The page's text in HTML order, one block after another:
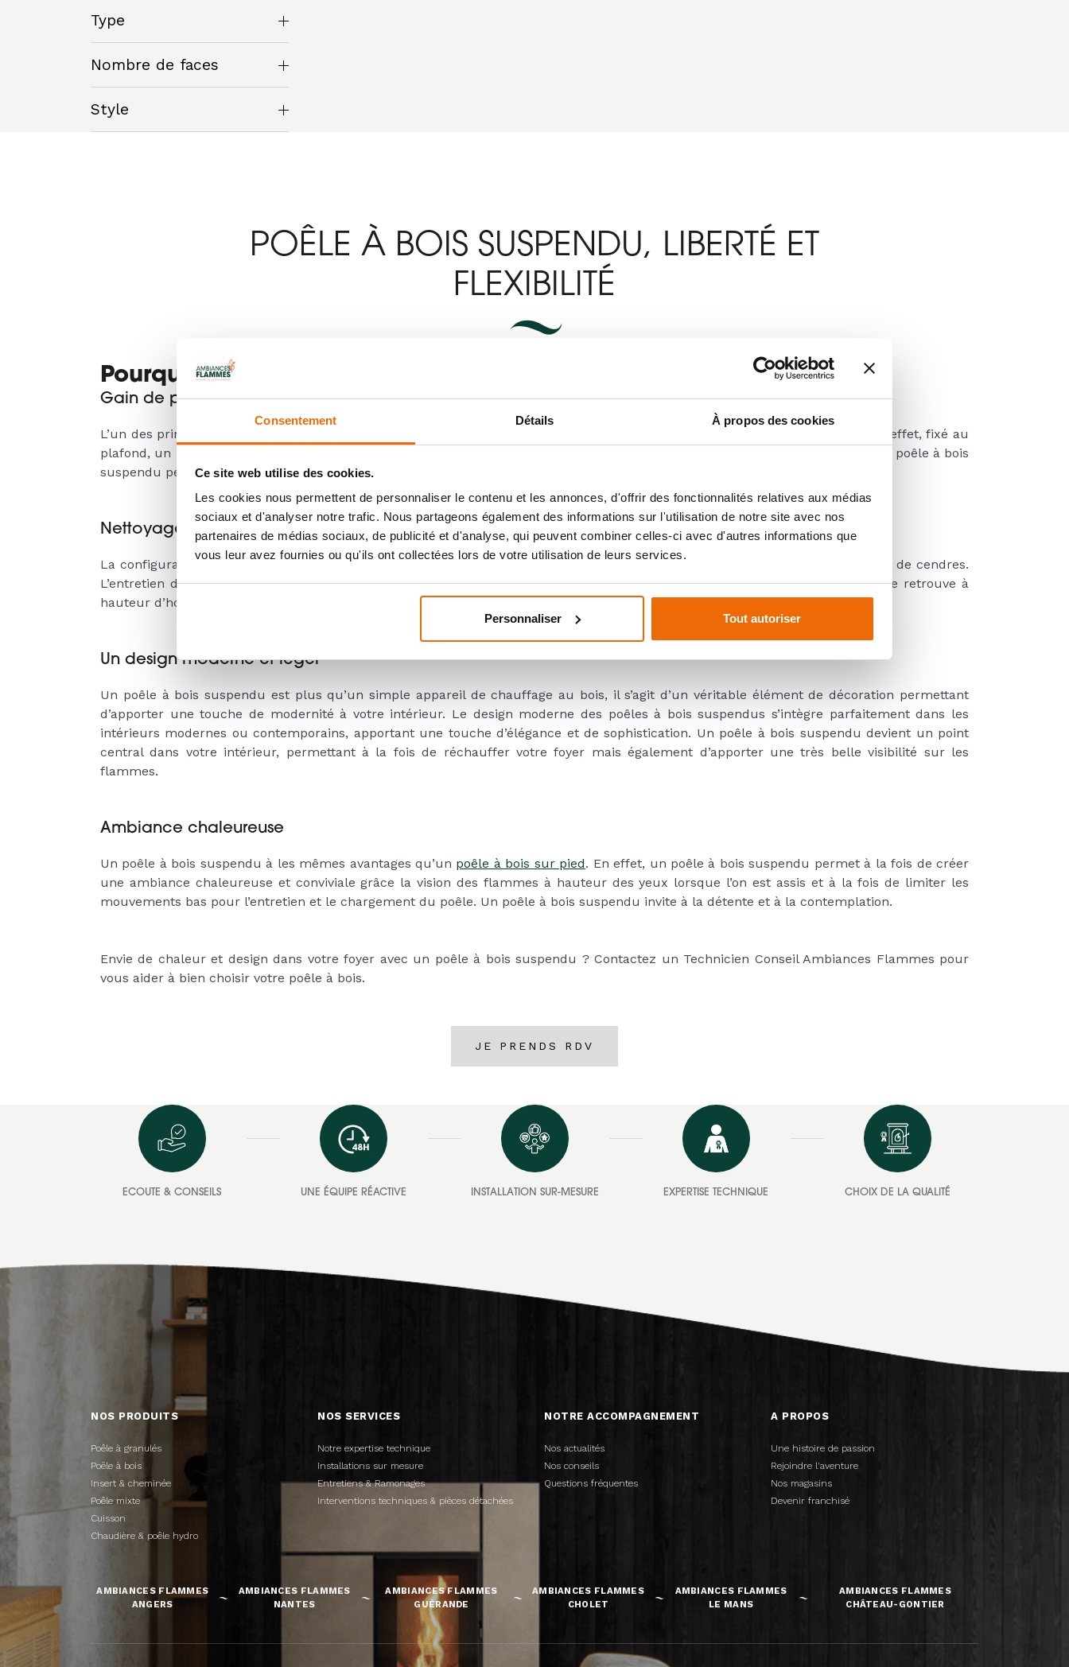
Consentement Détails À propos des cookies
Ce site web utilise des cookies.
Les cookies nous permettent de personnaliser le contenu et les annonces, d'offrir des fonctionnalités relatives aux médias
sociaux et d'analyser notre trafic. Nous partageons également des informations sur l'utilisation de notre site avec nos
partenaires de médias sociaux, de publicité et d'analyse, qui peuvent combiner celles-ci avec d'autres informations que
vous leur avez fournies ou qu'ils ont collectées lors de votre utilisation de leurs services.
Personnaliser Tout autoriser
Type
Nombre de faces
Style
POÊLE À BOIS SUSPENDU, LIBERTÉ ET
FLEXIBILITÉ
Pourquoi choisir un poêle à bois suspendu ?
Gain de place
L’un des principaux avantages d’un poêle à bois suspendu, c’est le gain de place dans la pièce dans laquelle il est installé. En effet, fixé au
plafond, un poêle à bois suspendu libère de la place au sol, ce qui est particulièrement avantageux pour les petits espaces. Un poêle à bois
suspendu permet une meilleure optimisation de l’espace et facilite l’agencement des meubles autour de la zone de chauffage.
Nettoyage simplifié
La configuration du poêle suspendu facilite le nettoyage en dessous du poêle à bois, cela évite l’accumulation de poussière et de cendres.
L’entretien du poêle à bois en lui-même est également simplifié grâce à son accès aisé. Le poêle étant suspendu, celui-ci se retrouve à
hauteur d’homme ce qui facilite son nettoyage et son chargement.
Un design moderne et léger
Un poêle à bois suspendu est plus qu’un simple appareil de chauffage au bois, il s’agit d’un véritable élément de décoration permettant
d’apporter une touche de modernité à votre intérieur. Le design moderne des poêles à bois suspendus s’intègre parfaitement dans les
intérieurs modernes ou contemporains, apportant une touche d’élégance et de sophistication. Un poêle à bois suspendu devient un point
central dans votre intérieur, permettant à la fois de réchauffer votre foyer mais également d’apporter une très belle visibilité sur les
flammes.
Ambiance chaleureuse
Un poêle à bois suspendu à les mêmes avantages qu’un poêle à bois sur pied. En effet, un poêle à bois suspendu permet à la fois de créer
une ambiance chaleureuse et conviviale grâce la vision des flammes à hauteur des yeux lorsque l’on est assis et à la fois de limiter les
mouvements bas pour l’entretien et le chargement du poêle. Un poêle à bois suspendu invite à la détente et à la contemplation.
Envie de chaleur et design dans votre foyer avec un poêle à bois suspendu ? Contactez un Technicien Conseil Ambiances Flammes pour
vous aider à bien choisir votre poêle à bois.
JE PRENDS RDV
ECOUTE & CONSEILS UNE ÉQUIPE RÉACTIVE INSTALLATION SUR-MESURE EXPERTISE TECHNIQUE CHOIX DE LA QUALITÉ
NOS PRODUITS
Poêle à granulés
Poêle à bois
Insert & cheminée
Poêle mixte
Cuisson
Chaudière & poêle hydro
NOS SERVICES
Notre expertise technique
Installations sur mesure
Entretiens & Ramonages
Interventions techniques & pièces détachées
NOTRE ACCOMPAGNEMENT
Nos actualités
Nos conseils
Questions fréquentes
A PROPOS
Une histoire de passion
Rejoindre l'aventure
Nos magasins
Devenir franchisé
AMBIANCES FLAMMES
ANGERS
AMBIANCES FLAMMES
NANTES
AMBIANCES FLAMMES
GUÉRANDE
AMBIANCES FLAMMES
CHOLET
AMBIANCES FLAMMES
LE MANS
AMBIANCES FLAMMES
CHÂTEAU-GONTIER